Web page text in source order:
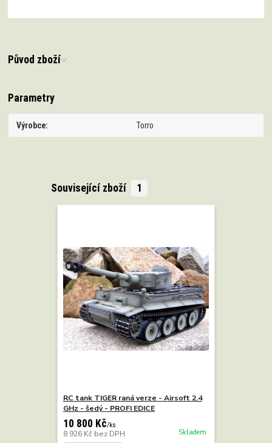
Původ zboží
Parametry
Výrobce Torro
Související zboží 1
RC tank TIGER raná verze - Airsoft 2.4
GHz - šedý - PROFI EDICE
10 800 Kč/ks
8 926 Kč bez DPH Skladem